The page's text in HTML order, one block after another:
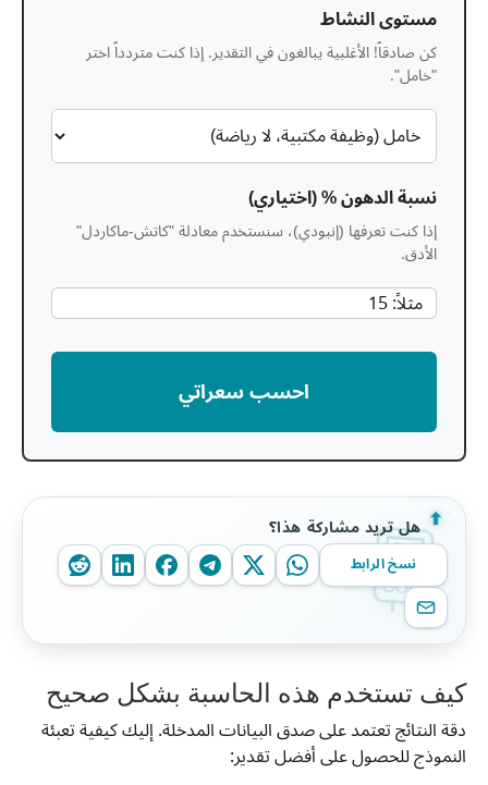
مستوى النشاط
كن صادقاً! الأغلبية يبالغون في التقدير. إذا كنت متردداً اختر
"خامل".
نسبة الدهون % (اختياري)
إذا كنت تعرفها (إنبودي)، سنستخدم معادلة "كاتش-ماكاردل"
الأدق.
احسب سعراتي
هل تريد مشاركة هذا؟
نسخ الرابط
كيف تستخدم هذه الحاسبة بشكل صحيح
دقة النتائج تعتمد على صدق البيانات المدخلة. إليك كيفية تعبئة
النموذج للحصول على أفضل تقدير: